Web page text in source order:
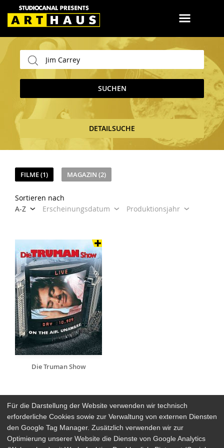
SUCHEN
DETAILSUCHE
FILME (1) MAGAZIN (2)
Sortieren nach
A-Z
Erscheinungsdatum Produktionsjahr
Die Truman Show
Arthaus Stores
Für die Darstellung der Website verwenden wir technisch
erforderliche Cookies sowie zur Verwaltung von externen Diensten
den Google Tag Manager. Zusätzlich verwenden wir zur
Optimierung unserer Website die Dienste von Google Analytics